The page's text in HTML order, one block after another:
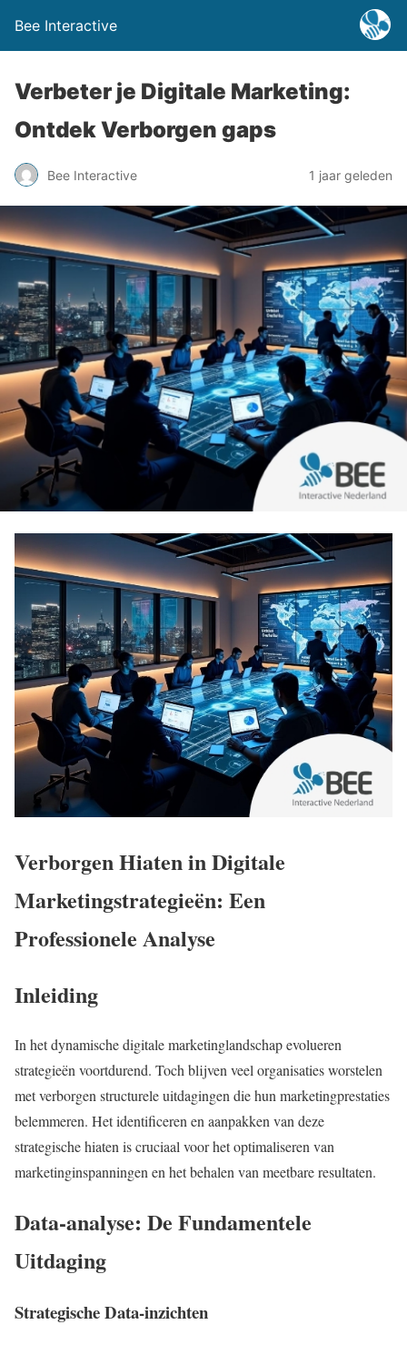
Bee Interactive
Verbeter je Digitale Marketing:
Ontdek Verborgen gaps
Bee Interactive 1 jaar geleden
Verborgen Hiaten in Digitale
Marketingstrategieën: Een
Professionele Analyse
Inleiding
In het dynamische digitale marketinglandschap evolueren
strategieën voortdurend. Toch blijven veel organisaties worstelen
met verborgen structurele uitdagingen die hun marketingprestaties
belemmeren. Het identificeren en aanpakken van deze
strategische hiaten is cruciaal voor het optimaliseren van
marketinginspanningen en het behalen van meetbare resultaten.
Data-analyse: De Fundamentele
Uitdaging
Strategische Data-inzichten